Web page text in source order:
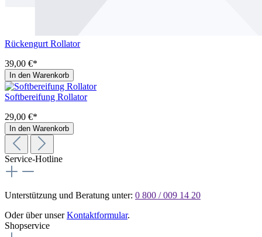
Rückengurt Rollator
39,00 €*
In den Warenkorb
Softbereifung Rollator
29,00 €*
In den Warenkorb
Service-Hotline
Unterstützung und Beratung unter: 0 800 / 009 14 20
Oder über unserKontaktformular.
Shopservice